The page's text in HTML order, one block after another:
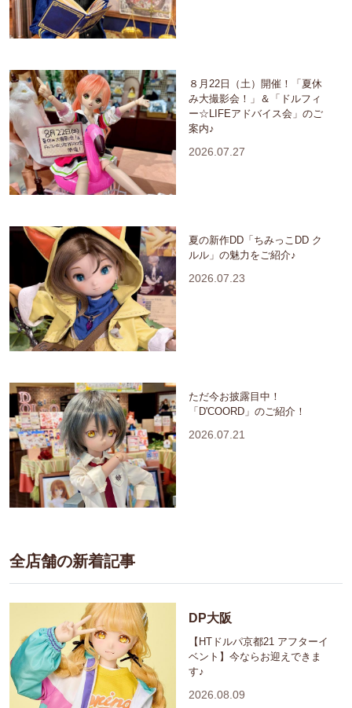
８月22日（土）開催！「夏休
み大撮影会！」＆「ドルフィ
ー☆LIFEアドバイス会」のご
案内♪
2026.07.27
夏の新作DD「ちみっこDD ク
ルル」の魅力をご紹介♪
2026.07.23
ただ今お披露目中！
「D'COORD」のご紹介！
2026.07.21
全店舗の新着記事
DP大阪
【HTドルパ京都21 アフターイ
ベント】今ならお迎えできま
す♪
2026.08.09